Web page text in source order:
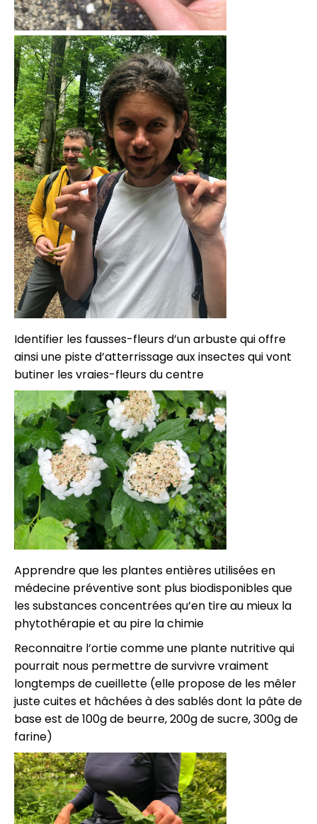
Identifier les fausses-fleurs d’un arbuste qui offre
ainsi une piste d’atterrissage aux insectes qui vont
butiner les vraies-fleurs du centre
Apprendre que les plantes entières utilisées en
médecine préventive sont plus biodisponibles que
les substances concentrées qu’en tire au mieux la
phytothérapie et au pire la chimie
Reconnaitre l’ortie comme une plante nutritive qui
pourrait nous permettre de survivre vraiment
longtemps de cueillette (elle propose de les mêler
juste cuites et hâchées à des sablés dont la pâte de
base est de 100g de beurre, 200g de sucre, 300g de
farine)